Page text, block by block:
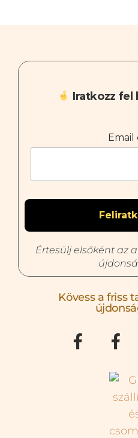
Iratkozz fel
Email
Értesülj elsőként az
Kövess a friss